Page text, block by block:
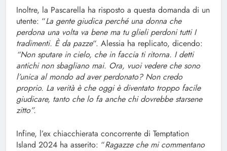
Inoltre, la Pascarella ha risposto a questa domanda di un
utente: “La gente giudica perché una donna che
perdona una volta va bene ma tu glieli perdoni tutti I
tradimenti. È da pazze“. Alessia ha replicato, dicendo:
“Non sputare in cielo, che in faccia ti ritorna. I detti
antichi non sbagliano mai. Ora, vuoi vedere che sono
l’unica al mondo ad aver perdonato? Non credo
proprio. La verità è che oggi è diventato troppo facile
giudicare, tanto che lo fa anche chi dovrebbe starsene
zitto”.
Infine, l’ex chiacchierata concorrente di Temptation
Island 2024 ha asserito: “Ragazze che mi commentano